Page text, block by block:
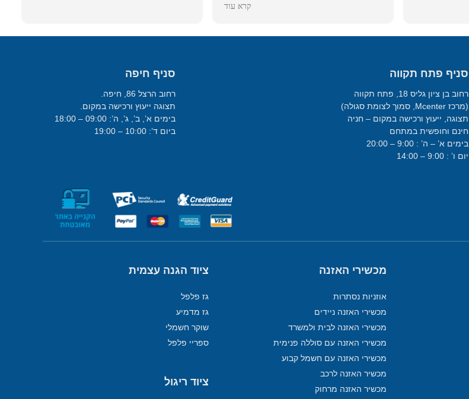
קרא עוד
סניף פתח תקווה
רחוב בן ציון גליס 18, פתח תקווה
(מרכז Mcenter, סמוך לצומת סגולה)
תצוגה, ייעוץ ורכישה במקום – חניה
חינם וחופשית במתחם
בימים א’ – ה’ : 9:00 – 20:00
יום ו’ : 9:00 – 14:00
סניף חיפה
רחוב הרצל 86, חיפה.
תצוגה ייעוץ ורכישה במקום.
בימים א’, ב’, ג’, ה’: 09:00 – 18:00
ביום ד’: 10:00 – 19:00
מכשירי האזנה
אוזניות נסתרות
מכשירי האזנה ניידים
מכשירי האזנה לבית ולמשרד
מכשירי האזנה עם סוללה פנימית
מכשירי האזנה עם חשמל קבוע
מכשיר האזנה לרכב
מכשיר האזנה מרחוק
ציוד הגנה עצמית
גז פלפל
גז מדמיע
שוקר חשמלי
ספריי פלפל
ציוד ריגול